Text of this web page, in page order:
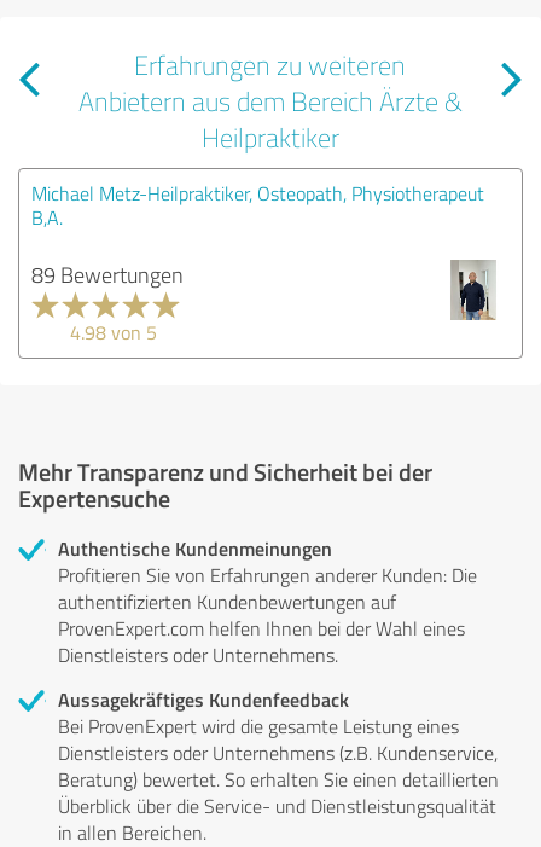
Erfahrungen zu weiteren
Anbietern aus dem Bereich Ärzte &
Heilpraktiker
Michael Metz-Heilpraktiker, Osteopath, Physiotherapeut
B,A.
89 Bewertungen
4.98 von 5
Mehr Transparenz und Sicherheit bei der
Expertensuche
Authentische Kundenmeinungen
Profitieren Sie von Erfahrungen anderer Kunden: Die
authentifizierten Kundenbewertungen auf
ProvenExpert.com helfen Ihnen bei der Wahl eines
Dienstleisters oder Unternehmens.
Aussagekräftiges Kundenfeedback
Bei ProvenExpert wird die gesamte Leistung eines
Dienstleisters oder Unternehmens (z.B. Kundenservice,
Beratung) bewertet. So erhalten Sie einen detaillierten
Überblick über die Service- und Dienstleistungsqualität
in allen Bereichen.